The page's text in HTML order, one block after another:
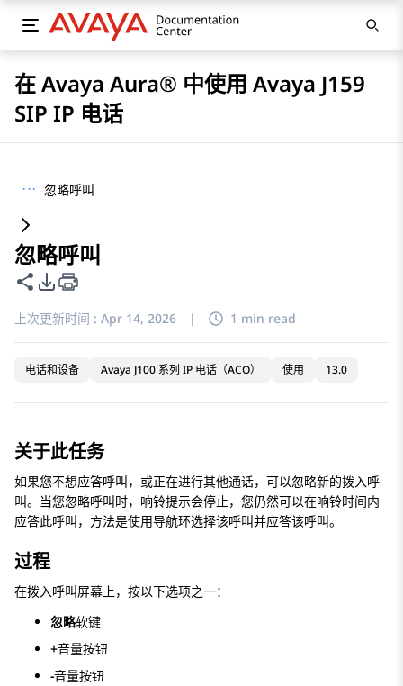
在 Avaya Aura® 中使用 Avaya J159
SIP IP 电话
··· 忽略呼叫
忽略呼叫
共享此页面
PDF 导出选项
上次更新时间 : Apr 14, 2026 | 1 min read
电话和设备 Avaya J100 系列 IP 电话（ACO） 使用 13.0
关于此任务
如果您不想应答呼叫，或正在进行其他通话，可以忽略新的拨入呼
叫。当您忽略呼叫时，响铃提示会停止，您仍然可以在响铃时间内
应答此呼叫，方法是使用导航环选择该呼叫并应答该呼叫。
过程
在拨入呼叫屏幕上，按以下选项之一：
忽略软键
+音量按钮
-音量按钮